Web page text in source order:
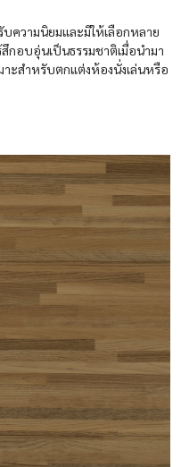
บความนิยมและมีให้เลือกหลาย
กอบอุ่นเป็นธรรมชาติเมื่อนำมา
าะสำหรับตกแต่งห้องนั่งเล่นหรือ